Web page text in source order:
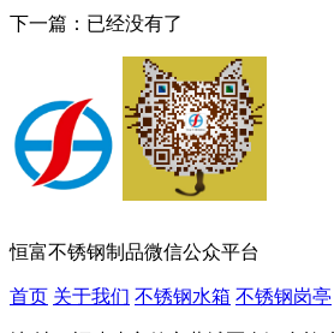
下一篇：已经没有了
恒富不锈钢制品微信公众平台
首页 关于我们 不锈钢水箱 不锈钢岗亭